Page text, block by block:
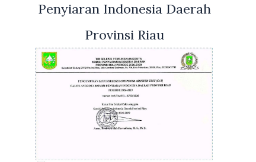
Penyiaran Indonesia Daerah
Provinsi Riau